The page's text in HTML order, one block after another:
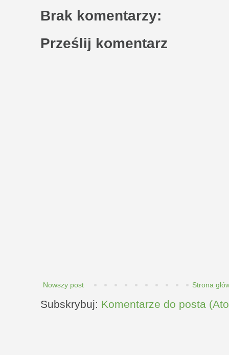
Brak komentarzy:
Prześlij komentarz
Nowszy post Strona
Subskrybuj: Komentarze do posta